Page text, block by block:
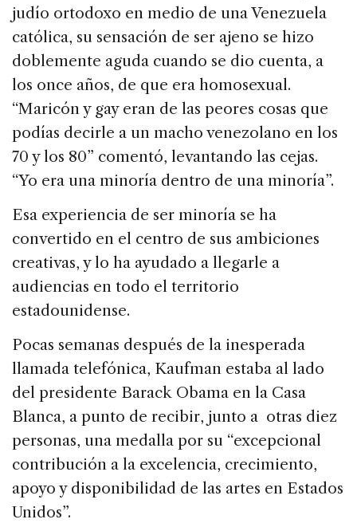
judío ortodoxo en medio de una Venezuela
católica, su sensación de ser ajeno se hizo
doblemente aguda cuando se dio cuenta, a
los once años, de que era homosexual.
“Maricón y gay eran de las peores cosas que
podías decirle a un macho venezolano en los
70 y los 80” comentó, levantando las cejas.
“Yo era una minoría dentro de una minoría”.
Esa experiencia de ser minoría se ha
convertido en el centro de sus ambiciones
creativas, y lo ha ayudado a llegarle a
audiencias en todo el territorio
estadounidense.
Pocas semanas después de la inesperada
llamada telefónica, Kaufman estaba al lado
del presidente Barack Obama en la Casa
Blanca, a punto de recibir, junto a otras diez
personas, una medalla por su “excepcional
contribución a la excelencia, crecimiento,
apoyo y disponibilidad de las artes en Estados
Unidos”.